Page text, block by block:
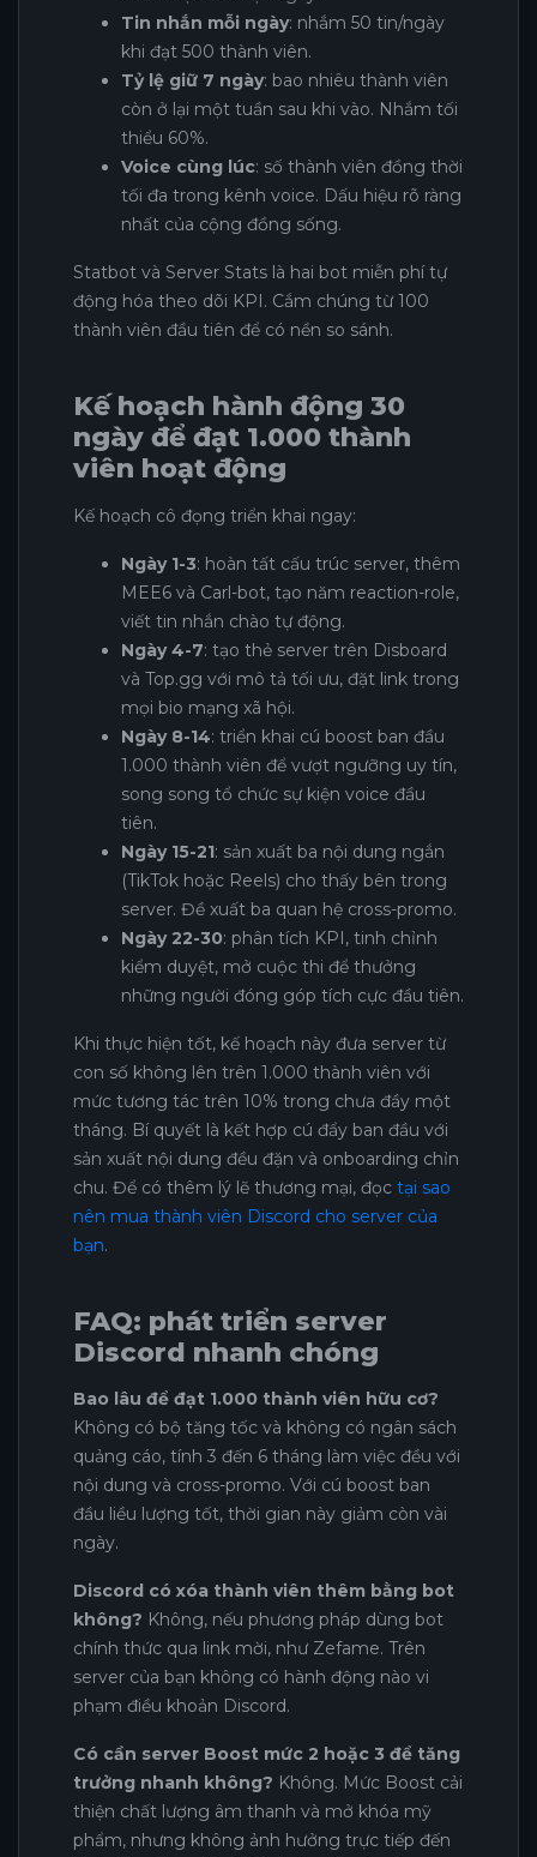
Tin nhắn mỗi ngày: nhắm 50 tin/ngày
khi đạt 500 thành viên.
Tỷ lệ giữ 7 ngày: bao nhiêu thành viên
còn ở lại một tuần sau khi vào. Nhắm tối
thiểu 60%.
Voice cùng lúc: số thành viên đồng thời
tối đa trong kênh voice. Dấu hiệu rõ ràng
nhất của cộng đồng sống.
Statbot và Server Stats là hai bot miễn phí tự
động hóa theo dõi KPI. Cắm chúng từ 100
thành viên đầu tiên để có nền so sánh.
Kế hoạch hành động 30
ngày để đạt 1.000 thành
viên hoạt động
Kế hoạch cô đọng triển khai ngay:
Ngày 1-3: hoàn tất cấu trúc server, thêm
MEE6 và Carl-bot, tạo năm reaction-role,
viết tin nhắn chào tự động.
Ngày 4-7: tạo thẻ server trên Disboard
và Top.gg với mô tả tối ưu, đặt link trong
mọi bio mạng xã hội.
Ngày 8-14: triển khai cú boost ban đầu
1.000 thành viên để vượt ngưỡng uy tín,
song song tổ chức sự kiện voice đầu
tiên.
Ngày 15-21: sản xuất ba nội dung ngắn
(TikTok hoặc Reels) cho thấy bên trong
server. Đề xuất ba quan hệ cross-promo.
Ngày 22-30: phân tích KPI, tinh chỉnh
kiểm duyệt, mở cuộc thi để thưởng
những người đóng góp tích cực đầu tiên.
Khi thực hiện tốt, kế hoạch này đưa server từ
con số không lên trên 1.000 thành viên với
mức tương tác trên 10% trong chưa đầy một
tháng. Bí quyết là kết hợp cú đẩy ban đầu với
sản xuất nội dung đều đặn và onboarding chỉn
chu. Để có thêm lý lẽ thương mại, đọc tại sao
nên mua thành viên Discord cho server của
bạn.
FAQ: phát triển server
Discord nhanh chóng
Bao lâu để đạt 1.000 thành viên hữu cơ?
Không có bộ tăng tốc và không có ngân sách
quảng cáo, tính 3 đến 6 tháng làm việc đều với
nội dung và cross-promo. Với cú boost ban
đầu liều lượng tốt, thời gian này giảm còn vài
ngày.
Discord có xóa thành viên thêm bằng bot
không? Không, nếu phương pháp dùng bot
chính thức qua link mời, như Zefame. Trên
server của bạn không có hành động nào vi
phạm điều khoản Discord.
Có cần server Boost mức 2 hoặc 3 để tăng
trưởng nhanh không? Không. Mức Boost cải
thiện chất lượng âm thanh và mở khóa mỹ
phẩm, nhưng không ảnh hưởng trực tiếp đến